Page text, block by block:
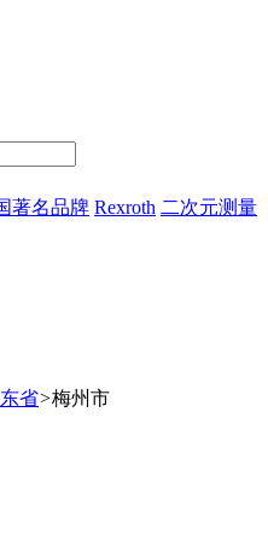
著名品牌 Rexroth 二次元测量
省>梅州市